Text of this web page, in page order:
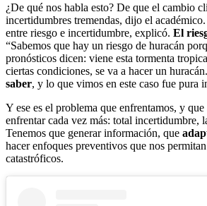
¿De qué nos habla esto? De que el cambio
incertidumbres tremendas, dijo el
entre riesgo e incertidumbre, explicó. El
“Sabemos que hay un riesgo de huracán
pronósticos dicen: viene esta tormenta
ciertas condiciones, se va a hacer un huracán.
saber, y lo que vimos en este caso fue pura
Y ese es el problema que enfrentamos, y que
enfrentar cada vez más: total incertidumbre,
Tenemos que generar información, que
hacer enfoques preventivos que nos
catastróficos.